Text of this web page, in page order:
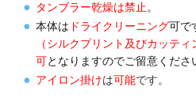
タンブラー乾燥は禁止 。
本体は ドライクリーニング可で
（シルクプリント及びカッテ
可となりますのでご留意くださ
アイロン掛けは可能です。